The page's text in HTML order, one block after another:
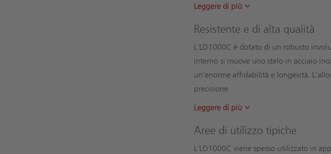
Leggere di più
Resistente e di alta qualità
L'LD1000C è dotato di un robusto
interno si muove uno stelo in acciaio
un'enorme affidabilità e longevità.
precisione.
Leggere di più
Aree di utilizzo tipiche
L'LD1000C viene spesso utilizzato in